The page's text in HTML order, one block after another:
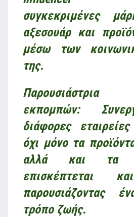
συγκεκριμένες
αξεσουάρ και
μέσω των
της.
εκπομπών:
διάφορες
όχι μόνο τα
αλλά και τα
επισκέπτεται
παρουσιάζοντας
τρόπο ζωής.